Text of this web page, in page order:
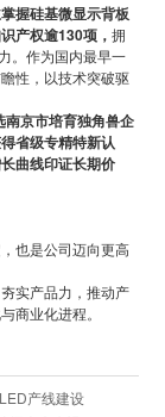
握硅基微显示背板
产权逾130项，拥
。作为国内最早一
性，以技术突破驱
京市培育独角兽企
省级专精特新认
曲线印证长期价
也是公司迈向更高
实产品力，推动产
商业化进程。
产线建设